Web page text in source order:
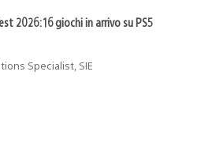
2026: 16 giochi in arrivo su PS5
Specialist, SIE